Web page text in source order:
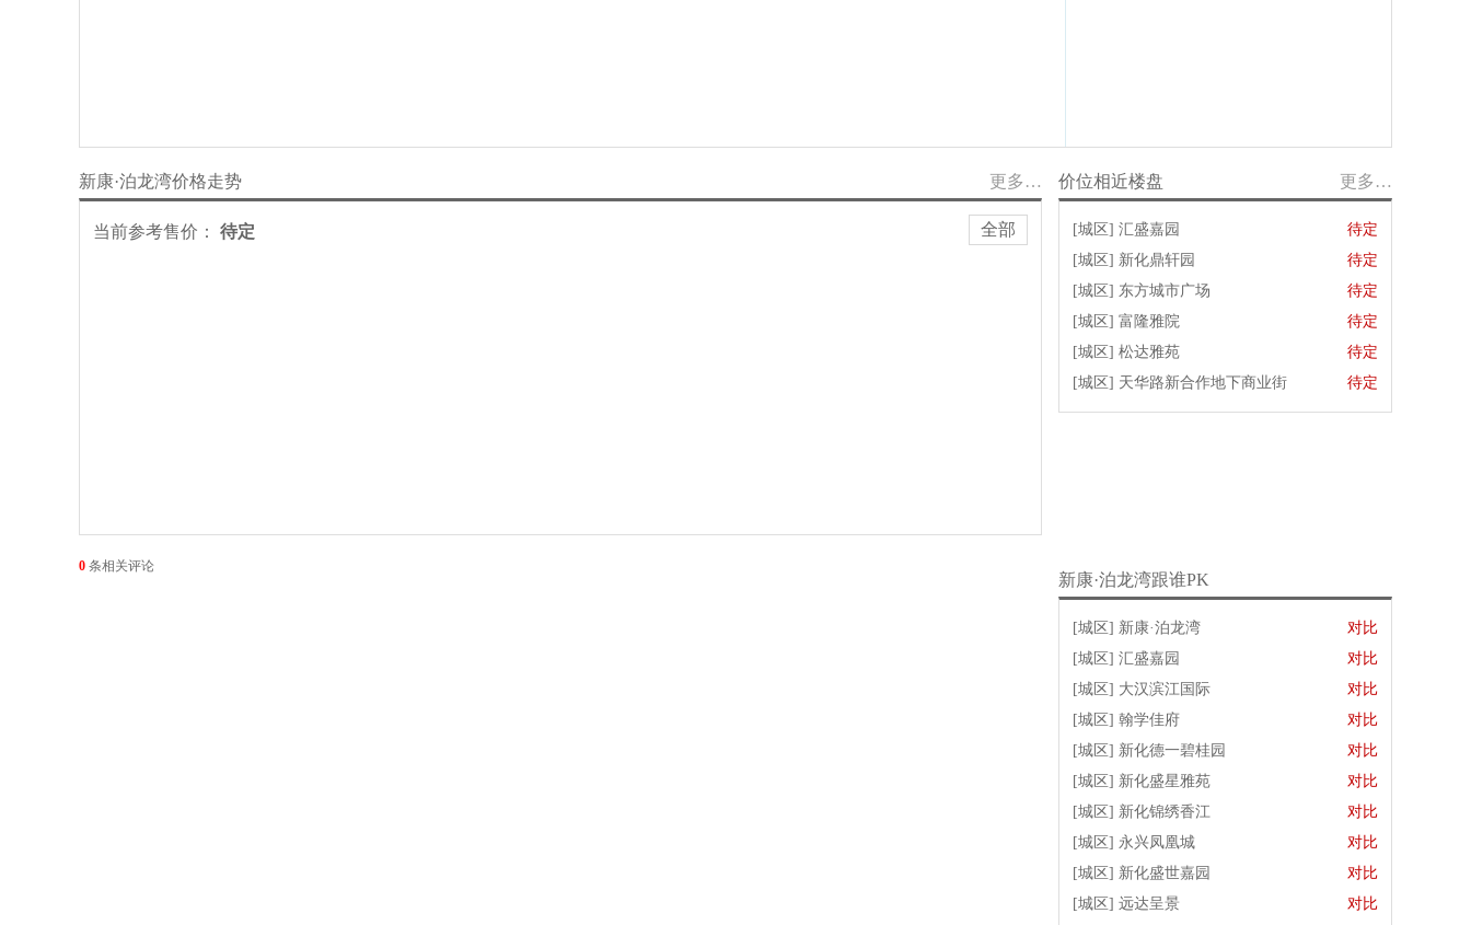
更多…
新康·泊龙湾价格走势
当前参考售价： 待定 全部
更多…
价位相近楼盘
[城区] 汇盛嘉园
待定
[城区] 新化鼎轩园
待定
[城区] 东方城市广场
待定
[城区] 富隆雅院
待定
[城区] 松达雅苑
待定
[城区] 天华路新合作地下商业街 待定
0 条相关评论
新康·泊龙湾跟谁PK
[城区] 新康·泊龙湾
对比
[城区] 汇盛嘉园
对比
[城区] 大汉滨江国际
对比
[城区] 翰学佳府
对比
[城区] 新化德一碧桂园
对比
[城区] 新化盛星雅苑
对比
[城区] 新化锦绣香江
对比
[城区] 永兴凤凰城
对比
[城区] 新化盛世嘉园
对比
[城区] 远达呈景
对比